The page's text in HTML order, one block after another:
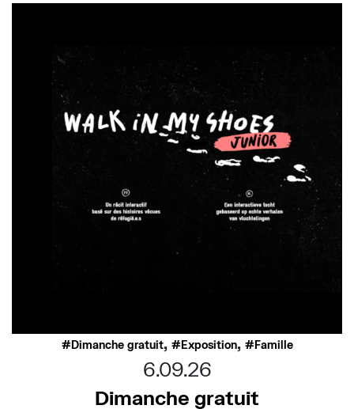
Dimanche gratuit, Exposition, Famille
6.09.26
Dimanche gratuit